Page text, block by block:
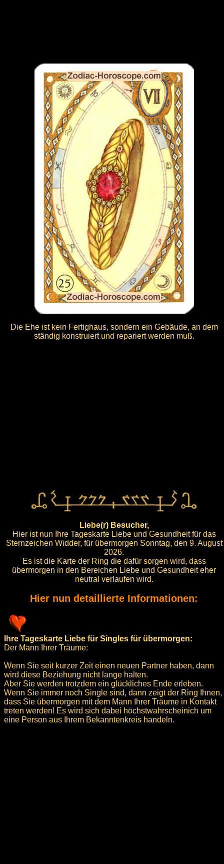
Die Ehe ist kein Fertighaus, sondern ein Gebäude, an dem
ständig konstruiert und repariert werden muß.
Liebe(r) Besucher,
Hier ist nun Ihre Tageskarte Liebe und Gesundheit für das
Sternzeichen Widder, für übermorgen Sonntag, den 9. August
2026.
Es ist die Karte der Ring die dafür sorgen wird, dass
übermorgen in den Bereichen Liebe und Gesundheit eher
neutral verlaufen wird.
Hier nun detaillierte Informationen:
Ihre Tageskarte Liebe für Singles für übermorgen:
Der Mann Ihrer Träume:
Wenn Sie seit kurzer Zeit einen neuen Partner haben, dann
wird diese Beziehung nicht lange halten.
Aber Sie werden trotzdem ein glückliches Ende erleben.
Wenn Sie immer noch Single sind, dann zeigt der Ring Ihnen,
dass Sie übermorgen mit dem Mann Ihrer Träume in Kontakt
treten werden! Es wird sich dabei höchstwahrscheinich um
eine Person aus Ihrem Bekanntenkreis handeln.